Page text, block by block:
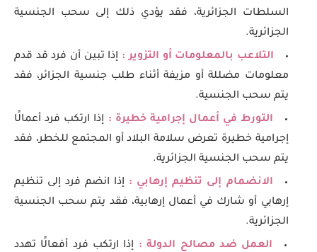
السلطات الجزائرية، فقد يؤدي ذلك إلى سحب الجنسية
الجزائرية.
التلاعب بالمعلومات أو التزوير : إذا تبين أن فرد قد قدم
معلومات مضللة أو مزيفة أثناء طلب جنسية الجزائر، فقد
يتم سحب الجنسية.
التورط في أعمال إجرامية خطيرة : إذا ارتكب فرد أعمالًا
إجرامية خطيرة تعرض سلامة البلاد أو المجتمع للخطر، فقد
يتم سحب الجنسية الجزائرية.
الانضمام إلى تنظيم إرهابي : إذا انضم فرد إلى تنظيم
إرهابي أو شارك في أعمال إرهابية، فقد يتم سحب الجنسية
الجزائرية.
العمل ضد مصالح الدولة : إذا ارتكب فرد أفعالًا تهدد